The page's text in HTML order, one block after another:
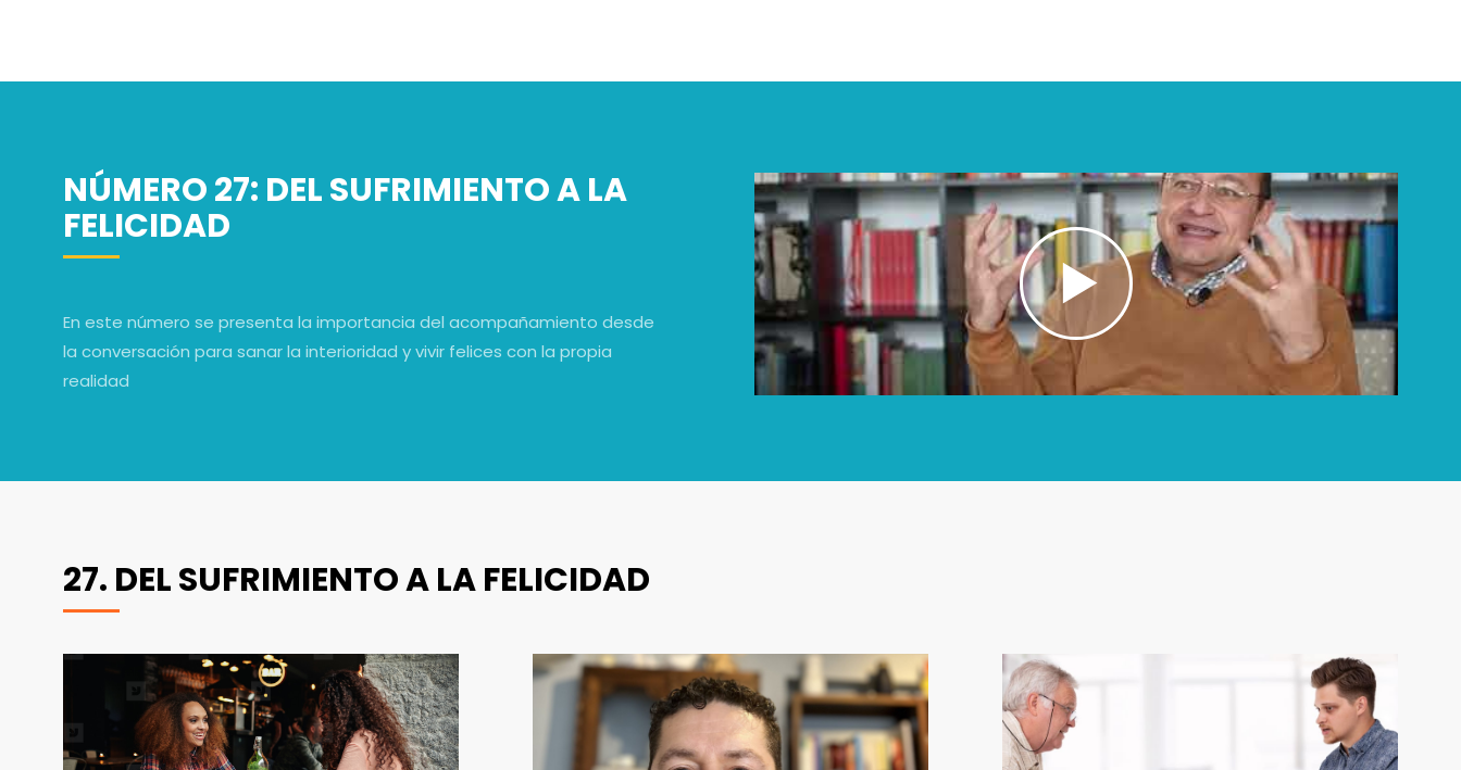
NÚMERO 27: DEL SUFRIMIENTO A LA
FELICIDAD
En este número se presenta la importancia del acompañamiento desde
la conversación para sanar la interioridad y vivir felices con la propia
realidad
27. DEL SUFRIMIENTO A LA FELICIDAD